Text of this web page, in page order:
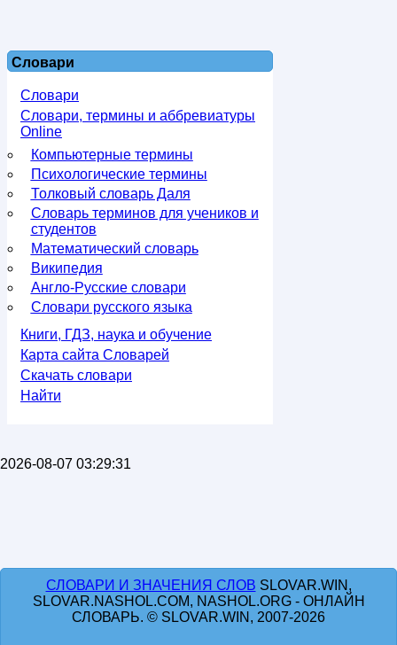
Словари
Словари
Словари, термины и аббревиатуры
Online
Компьютерные термины
Психологические термины
Толковый словарь Даля
Словарь терминов для учеников и
студентов
Математический словарь
Википедия
Англо-Русские словари
Словари русского языка
Книги, ГДЗ, наука и обучение
Карта сайта Словарей
Скачать словари
Найти
2026-08-07 03:29:31
СЛОВАРИ И ЗНАЧЕНИЯ СЛОВ SLOVAR.WIN,
SLOVAR.NASHOL.COM, NASHOL.ORG - ОНЛАЙН
СЛОВАРЬ. © SLOVAR.WIN, 2007-2026